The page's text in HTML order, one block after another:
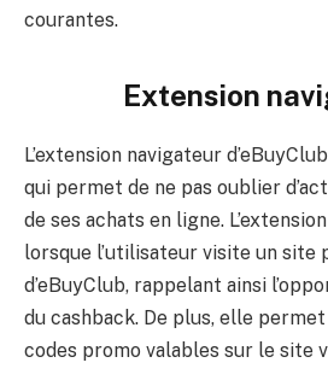
courantes.
Extension
L’extension navigateur
qui permet de ne pas oublier
de ses achats en ligne.
lorsque l’utilisateur visite un site
d’eBuyClub, rappelant ainsi
du cashback. De plus, elle
codes promo valables sur le site